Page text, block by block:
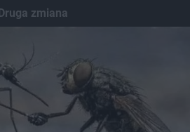
Druga zmiana